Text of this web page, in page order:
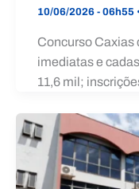
10/06/2026 - 06h55
Concurso Caxias
imediatas e
11,6 mil;